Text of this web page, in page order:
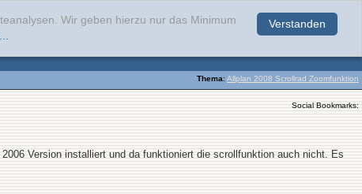
Verstanden
Wir geben hierzu nur das Minimum
Thema: Allplan 2008 Scrollrad Zoomfunktion
Social Bookmarks:
Version installiert und da funktioniert die scrollfunktion auch nicht. Es